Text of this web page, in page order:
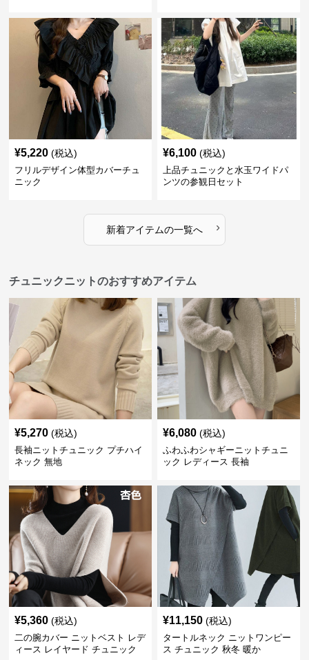
¥5,220 (税込)
フリルデザイン体型カバーチュ
ニック
¥6,100 (税込)
上品チュニックと水玉ワイドパ
ンツの参観日セット
新着アイテムの一覧へ ›
チュニックニットのおすすめアイテム
¥5,270 (税込)
長袖ニットチュニック プチハイ
ネック 無地
¥6,080 (税込)
ふわふわシャギーニットチュニ
ック レディース 長袖
¥5,360 (税込)
二の腕カバー ニットベスト レデ
ィース レイヤード チュニック
¥11,150 (税込)
タートルネック ニットワンピー
ス チュニック 秋冬 暖か